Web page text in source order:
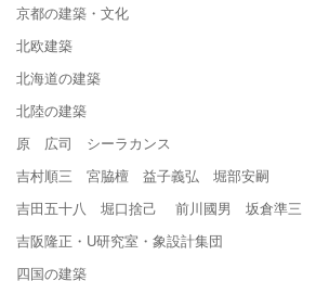
京都の建築・文化
北欧建築
北海道の建築
北陸の建築
原 広司 シーラカンス
吉村順三 宮脇檀 益子義弘 堀部安嗣
吉田五十八 堀口捨己 前川國男 坂倉準三
吉阪隆正・U研究室・象設計集団
四国の建築